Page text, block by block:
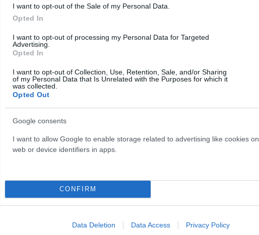
I want to opt-out of the Sale of my Personal Data.
Opted In
I want to opt-out of processing my Personal Data for Targeted
Advertising.
Opted In
I want to opt-out of Collection, Use, Retention, Sale, and/or Sharing
of my Personal Data that Is Unrelated with the Purposes for which it
was collected.
Opted Out
Google consents
I want to allow Google to enable storage related to advertising like cookies on
web or device identifiers in apps.
CONFIRM
Data Deletion Data Access Privacy Policy